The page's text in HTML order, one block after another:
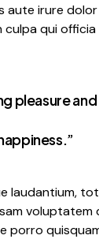
irure
qui
pleasure
porro